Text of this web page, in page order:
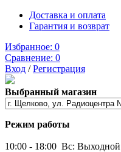
Доставка и оплата
Гарантия и возврат
Избранное: 0
Сравнение: 0
Вход /Регистрация
Выбранный магазин
Режим работы
10:00 - 18:00 Вс: Выходной